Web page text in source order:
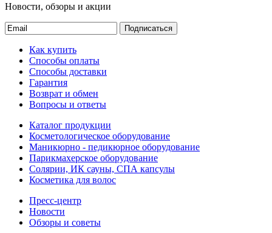
Новости, обзоры и акции
Подписаться
Как купить
Способы оплаты
Способы доставки
Гарантия
Возврат и обмен
Вопросы и ответы
Каталог продукции
Косметологическое оборудование
Маникюрно - педикюрное оборудование
Парикмахерское оборудование
Солярии, ИК сауны, СПА капсулы
Косметика для волос
Пресс-центр
Новости
Обзоры и советы